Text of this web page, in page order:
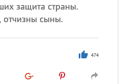
защита страны.
отчизны сыны.
474